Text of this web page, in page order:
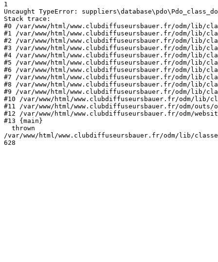
1
Uncaught TypeError:
Stack trace:
#0 /var/www/html/www.clubdiffuseursbauer.fr/odm/lib/
#1 /var/www/html/www.clubdiffuseursbauer.fr/odm/lib/
#2 /var/www/html/www.clubdiffuseursbauer.fr/odm/lib/
#3 /var/www/html/www.clubdiffuseursbauer.fr/odm/lib/
#4 /var/www/html/www.clubdiffuseursbauer.fr/odm/lib/
#5 /var/www/html/www.clubdiffuseursbauer.fr/odm/lib/
#6 /var/www/html/www.clubdiffuseursbauer.fr/odm/lib/
#7 /var/www/html/www.clubdiffuseursbauer.fr/odm/lib/
#8 /var/www/html/www.clubdiffuseursbauer.fr/odm/lib/
#9 /var/www/html/www.clubdiffuseursbauer.fr/odm/lib/
#10 /var/www/html/www.clubdiffuseursbauer.fr/odm/
#11 /var/www/html/www.clubdiffuseursbauer.fr/odm/
#12 /var/www/html/www.clubdiffuseursbauer.fr/odm/
#13 {main}
  thrown
/var/www/html/www.clubdiffuseursbauer.fr/odm/lib/
628